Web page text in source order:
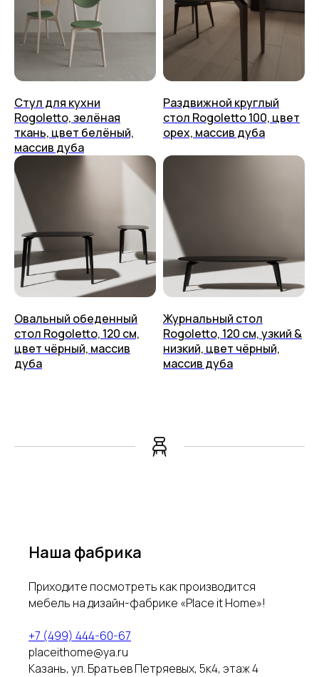
Стул для кухни
Rogoletto, зелёная
ткань, цвет белёный,
массив дуба
Раздвижной круглый
стол Rogoletto 100, цвет
орех, массив дуба
Овальный обеденный
стол Rogoletto, 120 см,
цвет чёрный, массив
дуба
Журнальный стол
Rogoletto, 120 см, узкий &
низкий, цвет чёрный,
массив дуба
Наша фабрика
Приходите посмотреть как производится
мебель на дизайн-фабрике «Place it Home»!
+7 (499) 444-60-67
placeithome@ya.ru
Казань, ул. Братьев Петряевых, 5к4, этаж 4
Пользовательское соглашение
Политика конфиденциальности